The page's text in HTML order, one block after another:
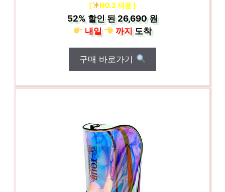
[ NO.2 제품 ]
52% 할인 된26,690 원
내일
까지도착
구매 바로가기